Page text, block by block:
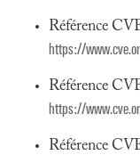
Référence
https://
Référence
https://
Référence